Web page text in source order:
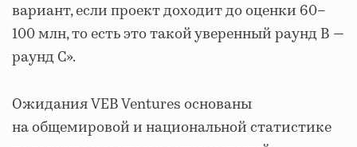
вариант, если проект доходит до оценки 60–
100 млн, то есть это такой уверенный раунд B —
раунд С».
Ожидания VEB Ventures основаны
на общемировой и национальной статистике